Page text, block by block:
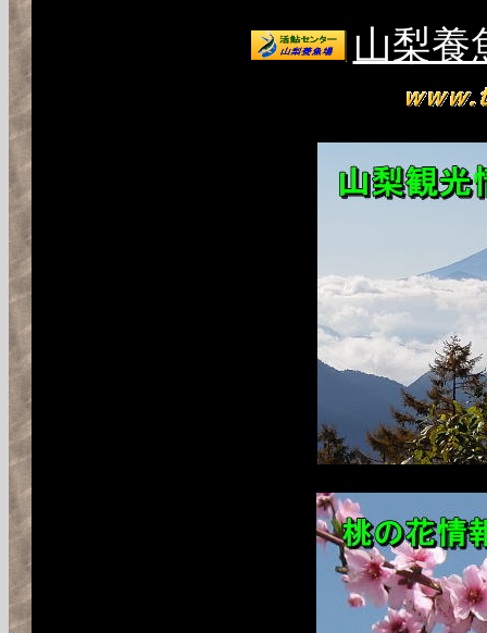
山梨養